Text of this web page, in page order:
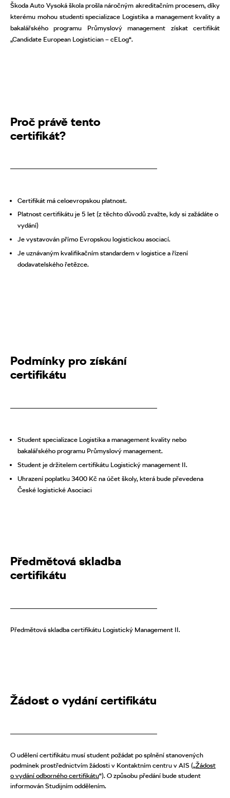
Škoda Auto Vysoká škola prošla náročným akreditačním procesem, díky
kterému mohou studenti specializace Logistika a management kvality a
bakalářského programu Průmyslový management získat certifikát
„Candidate European Logistician – cELog“.
Proč právě tento
certifikát?
Certifikát má celoevropskou platnost.
Platnost certifikátu je 5 let (z těchto důvodů zvažte, kdy si zažádáte o
vydání)
Je vystavován přímo Evropskou logistickou asociací.
Je uznávaným kvalifikačním standardem v logistice a řízení
dodavatelského řetězce.
Podmínky pro získání
certifikátu
Student specializace Logistika a management kvality nebo
bakalářského programu Průmyslový management.
Student je držitelem certifikátu Logistický management II.
Uhrazení poplatku 3400 Kč na účet školy, která bude převedena
České logistické Asociaci
Předmětová skladba
certifikátu
Předmětová skladba certifikátu Logistický Management II.
Žádost o vydání certifikátu
O udělení certifikátu musí student požádat po splnění stanovených
podmínek prostřednictvím žádosti v Kontaktním centru v AIS („Žádost
o vydání odborného certifikátu“). O způsobu předání bude student
informován Studijním oddělením.